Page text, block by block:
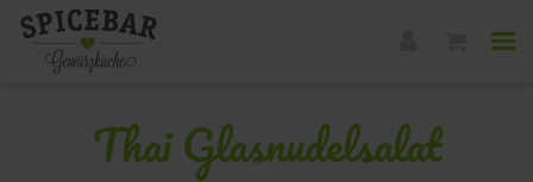
Thai Glasnudelsalat